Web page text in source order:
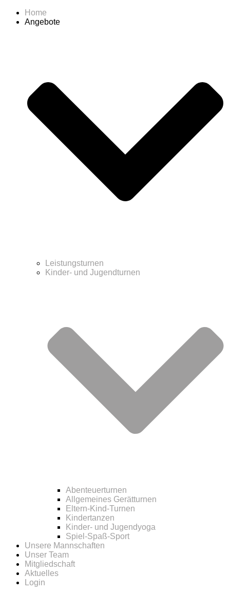
Home
Angebote
Leistungsturnen
Kinder- und Jugendturnen
Abenteuerturnen
Allgemeines Gerätturnen
Eltern-Kind-Turnen
Kindertanzen
Kinder- und Jugendyoga
Spiel-Spaß-Sport
Unsere Mannschaften
Unser Team
Mitgliedschaft
Aktuelles
Login